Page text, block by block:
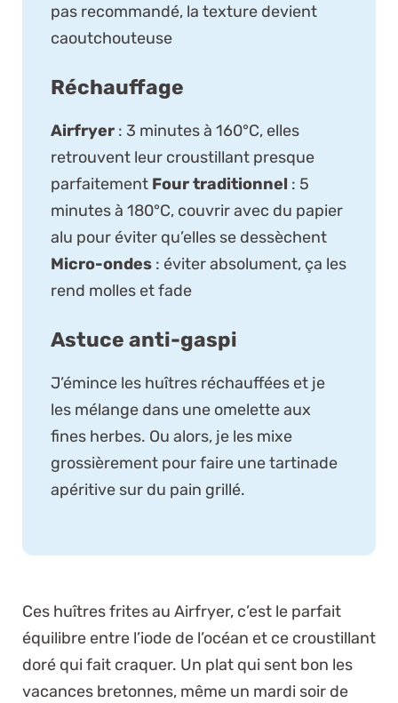
pas recommandé, la texture devient
caoutchouteuse
Réchauffage
Airfryer : 3 minutes à 160°C, elles
retrouvent leur croustillant presque
parfaitement Four traditionnel : 5
minutes à 180°C, couvrir avec du papier
alu pour éviter qu’elles se dessèchent
Micro-ondes : éviter absolument, ça les
rend molles et fade
Astuce anti-gaspi
J’émince les huîtres réchauffées et je
les mélange dans une omelette aux
fines herbes. Ou alors, je les mixe
grossièrement pour faire une tartinade
apéritive sur du pain grillé.
Ces huîtres frites au Airfryer, c’est le parfait
équilibre entre l’iode de l’océan et ce croustillant
doré qui fait craquer. Un plat qui sent bon les
vacances bretonnes, même un mardi soir de